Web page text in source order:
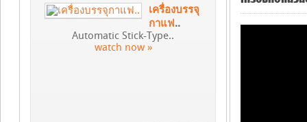
เครื่องบรรจุน้ำยาปรับผ้านุ่ม
Fabric Softner Filling..